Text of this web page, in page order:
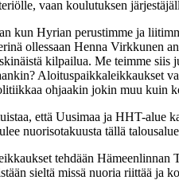
vaan koulutuksen
kun Hyrian perustimme ja
ollessaan Henna Virkkunen
kilpailua. Me teimme
Aloituspaikkaleikkaukset
ohjaakin jokin muu kuin
että Uusimaa ja HHT-alue
nuorisotakuusta tällä
tehdään Hämeenlinnan
sieltä missä nuoria riittää ja